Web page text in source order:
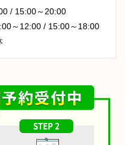
/ 15:00～20:00
～12:00 / 15:00～18:00